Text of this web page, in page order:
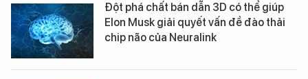
Đột phá chất bán dẫn 3D có thể giúp
Elon Musk giải quyết vấn đề đào thải
chip não của Neuralink